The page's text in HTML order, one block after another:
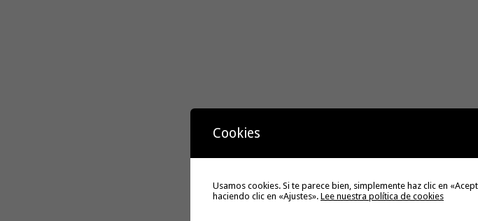
Cookies
Usamos cookies. Si te parece bien, simplemente haz clic en
haciendo clic en «Ajustes». Lee nuestra política de cookies